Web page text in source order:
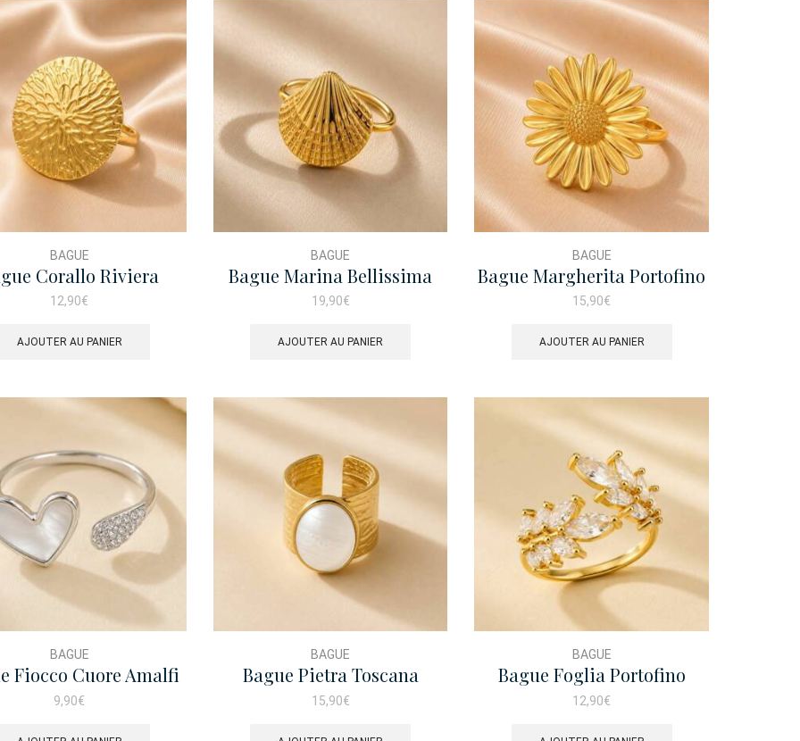
BAGUE
Corallo Riviera
12,90€
AJOUTER AU PANIER
BAGUE
Bague Marina Bellissima
19,90€
AJOUTER AU PANIER
BAGUE
Bague Margherita Portofino
15,90€
AJOUTER AU PANIER
BAGUE
Fiocco Cuore Amalfi
9,90€
BAGUE
Bague Pietra Toscana
15,90€
BAGUE
Bague Foglia Portofino
12,90€